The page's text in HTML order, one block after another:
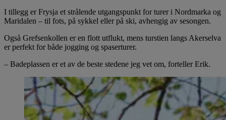
I tillegg er Frysja et strålende utgangspunkt for turer i Nordmarka og
Maridalen – til fots, på sykkel eller på ski, avhengig av sesongen.
Også Grefsenkollen er en flott utflukt, mens turstien langs Akerselva
er perfekt for både jogging og spaserturer.
– Badeplassen er et av de beste stedene jeg vet om, forteller Erik.